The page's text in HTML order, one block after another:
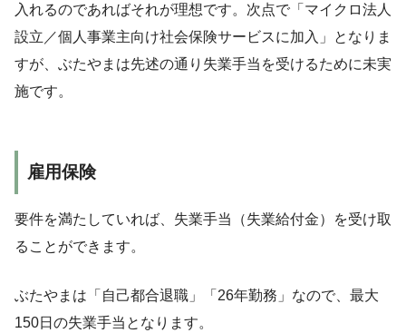
入れるのであればそれが理想です。次点で「マイクロ法人
設立／個人事業主向け社会保険サービスに加入」となりま
すが、ぶたやまは先述の通り失業手当を受けるために未実
施です。
雇用保険
要件を満たしていれば、失業手当（失業給付金）を受け取
ることができます。
ぶたやまは「自己都合退職」「26年勤務」なので、最大
150日の失業手当となります。